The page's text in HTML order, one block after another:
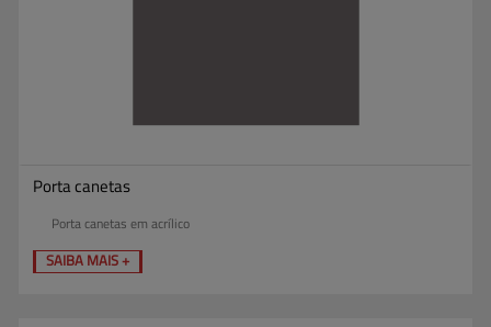
Porta canetas
Porta canetas em acrílico
SAIBA MAIS +